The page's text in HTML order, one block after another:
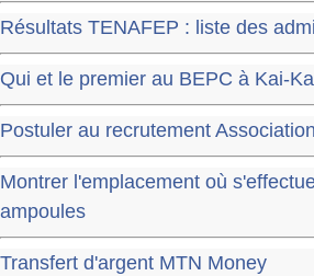
Résultats TENAFEP : liste des
Qui et le premier au BEPC à Kai-
Postuler au recrutement
Montrer l'emplacement où
ampoules
Transfert d'argent MTN Money